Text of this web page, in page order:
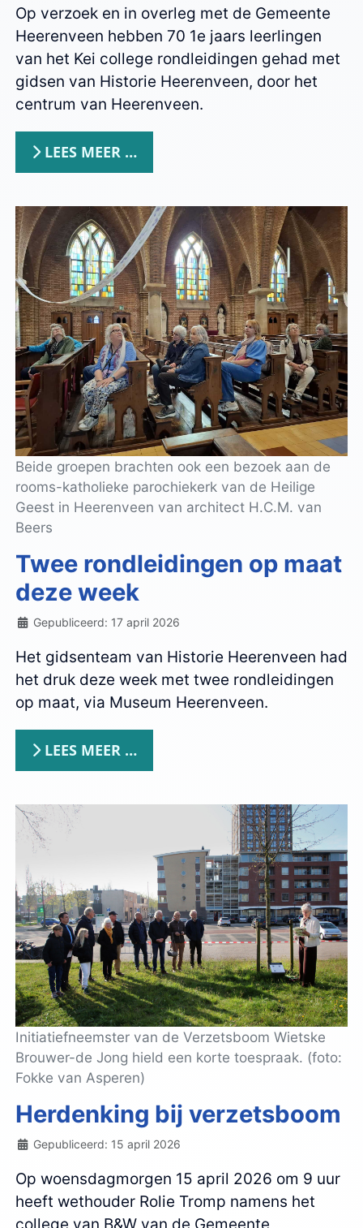
Op verzoek en in overleg met de Gemeente
Heerenveen hebben 70 1e jaars leerlingen
van het Kei college rondleidingen gehad met
gidsen van Historie Heerenveen, door het
centrum van Heerenveen.
LEES MEER …
Beide groepen brachten ook een bezoek aan de
rooms-katholieke parochiekerk van de Heilige
Geest in Heerenveen van architect H.C.M. van
Beers
Twee rondleidingen op maat
deze week
Details
Gepubliceerd: 17 april 2026
Het gidsenteam van Historie Heerenveen had
het druk deze week met twee rondleidingen
op maat, via Museum Heerenveen.
LEES MEER …
Initiatiefneemster van de Verzetsboom Wietske
Brouwer-de Jong hield een korte toespraak. (foto:
Fokke van Asperen)
Herdenking bij verzetsboom
Details
Gepubliceerd: 15 april 2026
Op woensdagmorgen 15 april 2026 om 9 uur
heeft wethouder Rolie Tromp namens het